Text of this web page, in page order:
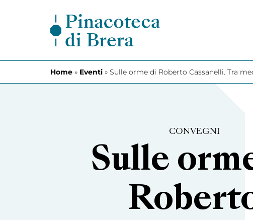
Home » Eventi » Sulle orme di Roberto Cassanelli. Tra
CONVEGNI
Sulle